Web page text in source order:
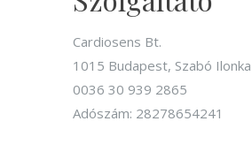
Cardiosens Bt.
1015 Budapest, Szabó
0036 30 939 2865
Adószám: 28278654241